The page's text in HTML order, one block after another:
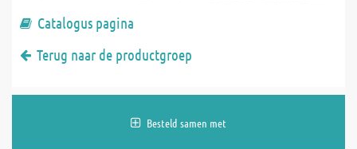
Catalogus pagina
Terug naar de productgroep
Besteld samen met